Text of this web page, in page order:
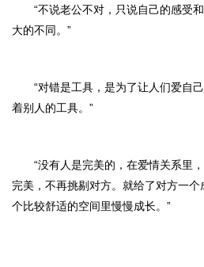
“不说老公不对，只说自己的感受
大的不同。”
“对错是工具，是为了让人们爱自
着别人的工具。”
“没有人是完美的，在爱情关系里
完美，不再挑剔对方。就给了对方一
个比较舒适的空间里慢慢成长。”